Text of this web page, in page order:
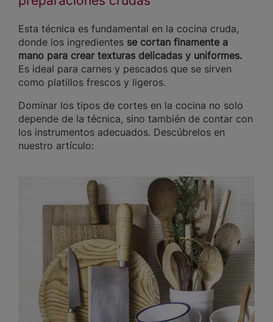
Esta técnica es fundamental en la cocina cruda,
donde los ingredientes se cortan finamente a
mano para crear texturas delicadas y uniformes.
Es ideal para carnes y pescados que se sirven
como platillos frescos y ligeros.
Dominar los tipos de cortes en la cocina no solo
depende de la técnica, sino también de contar con
los instrumentos adecuados. Descúbrelos en
nuestro artículo: